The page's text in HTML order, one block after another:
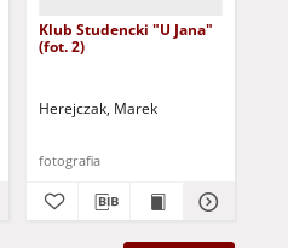
Klub Studencki "U Jana"
(fot. 2)
Herejczak, Marek
fotografia